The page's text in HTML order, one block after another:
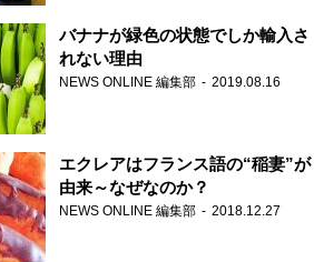
バナナが緑色の状態でしか輸入さ
れない理由
NEWS ONLINE 編集部 2019.08.16
エクレアはフランス語の“稲妻”が
由来～なぜなのか？
NEWS ONLINE 編集部 2018.12.27